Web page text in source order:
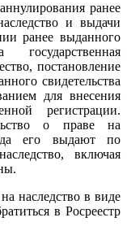
ранее
и выдачи
ранее выданного
государственная
постановление
свидетельства
для внесения
регистрации.
о праве на
его выдают по
включая
наследство в виде
в Росреестр